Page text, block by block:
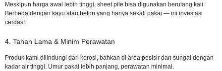
Meskipun harga awal lebih tinggi, sheet pile bisa digunakan berulang kali.
Berbeda dengan kayu atau beton yang hanya sekali pakai — ini investasi
cerdas!
4. Tahan Lama & Minim Perawatan
Produk kami dilindungi dari korosi, bahkan di area pesisir dan sungai dengan
kadar air tinggi. Umur pakai lebih panjang, perawatan minimal.